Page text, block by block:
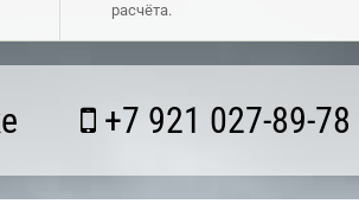
расчёта.
+7 921 027-89-78